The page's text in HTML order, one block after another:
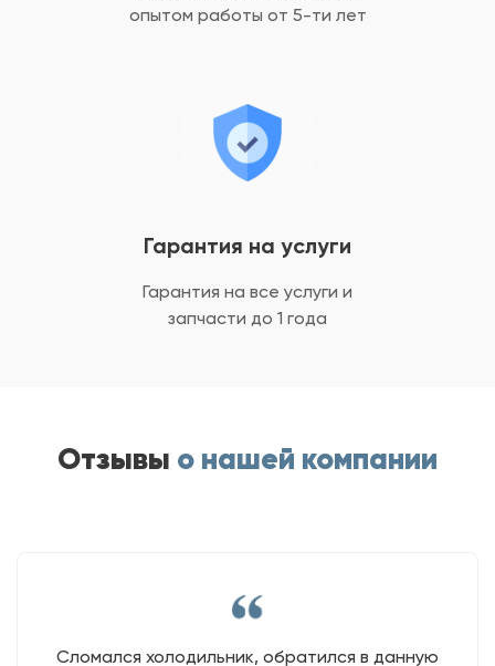
Гарантия на услуги
Гарантия на все услуги и
запчасти до 1 года
опытом работы от 5-ти лет
Отзывы о нашей компании
Сломался холодильник, обратился в данную